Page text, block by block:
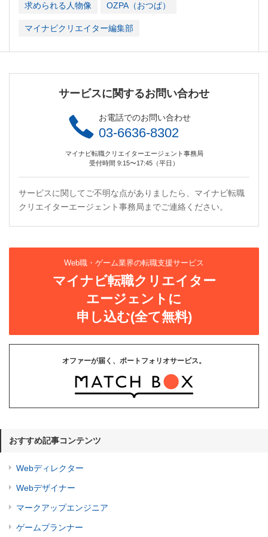
求められる人物像 OZPA（おつぱ）
マイナビクリエイター編集部
サービスに関するお問い合わせ
お電話でのお問い合わせ
03-6636-8302
マイナビ転職クリエイターエージェント事務局
受付時間 9:15〜17:45（平日）
サービスに関してご不明な点がありましたら、マイナビ転職
クリエイターエージェント事務局までご連絡ください。
Web職・ゲーム業界の転職支援サービス
マイナビ転職クリエイター
エージェントに
申し込む(全て無料)
オファーが届く、ポートフォリオサービス。
おすすめ記事コンテンツ
Webディレクター
Webデザイナー
マークアップエンジニア
ゲームプランナー